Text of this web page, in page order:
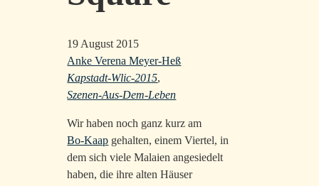
19 August 2015
Anke Verena Meyer-Heß
Kapstadt-Wlic-2015,
Szenen-Aus-Dem-Leben
Wir haben noch ganz kurz am
Bo-Kaap gehalten, einem Viertel, in
dem sich viele Malaien angesiedelt
haben, die ihre alten Häuser